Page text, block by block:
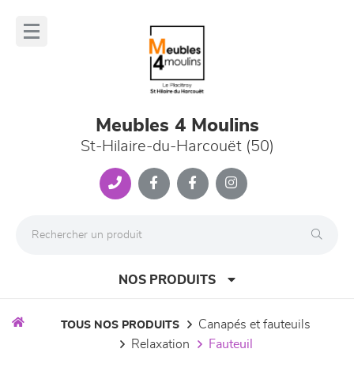
Meubles 4 Moulins
St-Hilaire-du-Harcouët (50)
NOS PRODUITS
TOUS NOS PRODUITS
canapés et fauteuils
relaxation
fauteuil